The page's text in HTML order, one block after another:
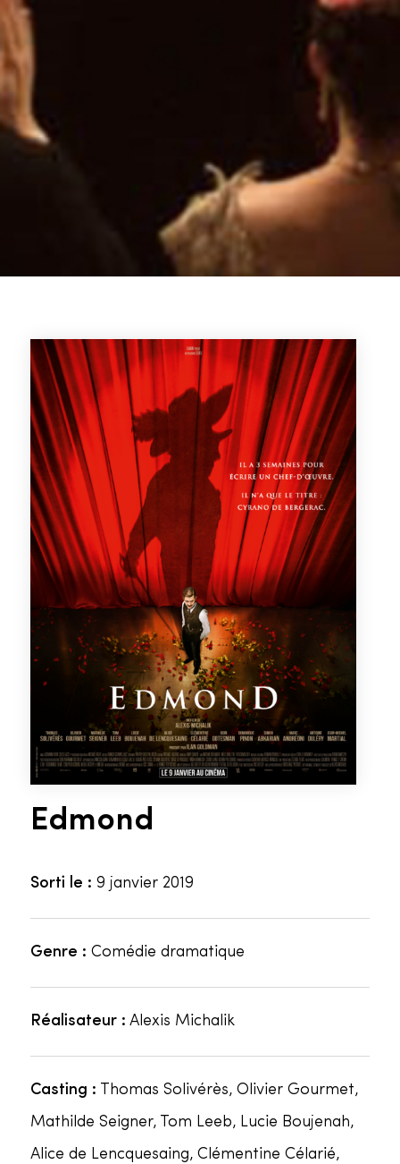
Edmond
Sorti le : 9 janvier 2019
Genre : Comédie dramatique
Réalisateur : Alexis Michalik
Casting : Thomas Solivérès, Olivier Gourmet,
Mathilde Seigner, Tom Leeb, Lucie Boujenah,
Alice de Lencquesaing, Clémentine Célarié,